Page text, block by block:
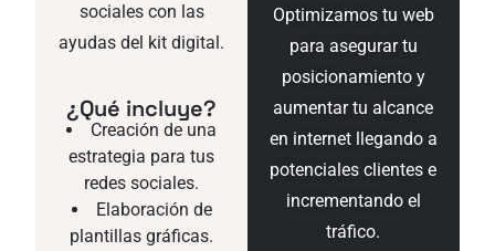
Optimizamos tu web
para asegurar tu
posicionamiento y
aumentar tu alcance
en internet llegando a
potenciales clientes e
incrementando el
tráfico.
sociales con las
ayudas del kit digital.
¿Qué incluye?
Creación de una
estrategia para tus
redes sociales.
Elaboración de
plantillas gráficas.